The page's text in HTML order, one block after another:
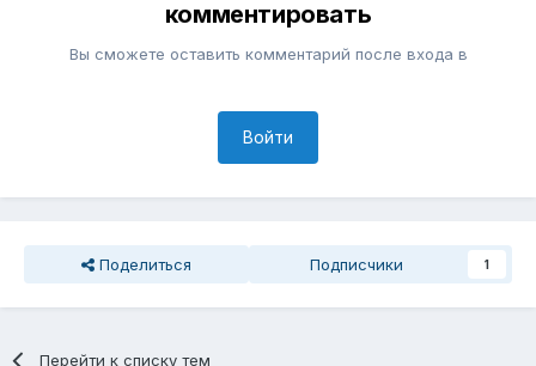
комментировать
Вы сможете оставить комментарий после входа в
Войти
Поделиться Подписчики 1
Перейти к списку тем